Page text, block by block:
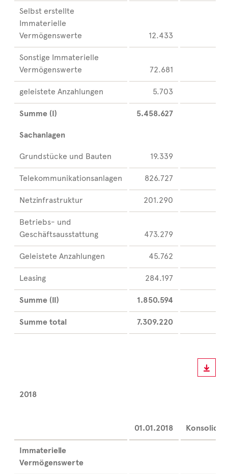
Selbst erstellte
Immaterielle
Vermögenswerte
12.433
Sonstige Immaterielle
Vermögenswerte
72.681
geleistete Anzahlungen 5.703
Summe (I) 5.458.627
Sachanlagen
Grundstücke und Bauten 19.339
Telekommunikationsanlagen 826.727
Netzinfrastruktur 201.290
Betriebs- und
Geschäftsausstattung
473.279
Geleistete Anzahlungen 45.762
Leasing 284.197
Summe (II) 1.850.594
Summe total 7.309.220
2018
01.01.2018
Immaterielle
Vermögenswerte